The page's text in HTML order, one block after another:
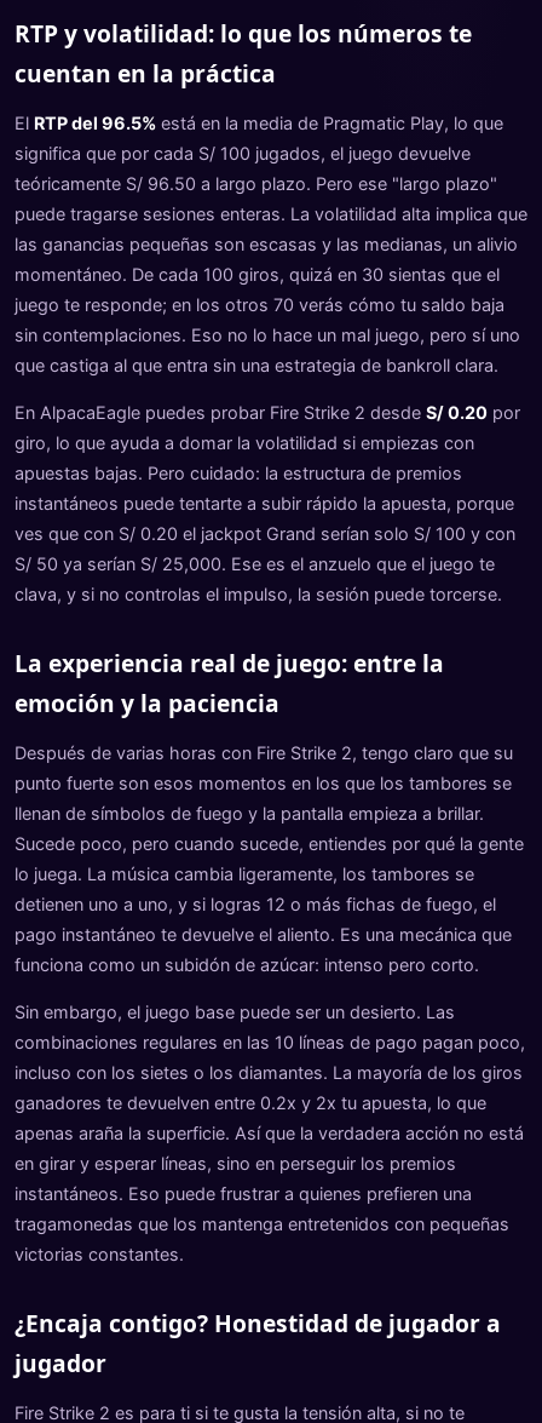
RTP y volatilidad: lo que los números te
cuentan en la práctica
El RTP del 96.5% está en la media de Pragmatic Play, lo que
significa que por cada S/ 100 jugados, el juego devuelve
teóricamente S/ 96.50 a largo plazo. Pero ese "largo plazo"
puede tragarse sesiones enteras. La volatilidad alta implica que
las ganancias pequeñas son escasas y las medianas, un alivio
momentáneo. De cada 100 giros, quizá en 30 sientas que el
juego te responde; en los otros 70 verás cómo tu saldo baja
sin contemplaciones. Eso no lo hace un mal juego, pero sí uno
que castiga al que entra sin una estrategia de bankroll clara.
En AlpacaEagle puedes probar Fire Strike 2 desde S/ 0.20 por
giro, lo que ayuda a domar la volatilidad si empiezas con
apuestas bajas. Pero cuidado: la estructura de premios
instantáneos puede tentarte a subir rápido la apuesta, porque
ves que con S/ 0.20 el jackpot Grand serían solo S/ 100 y con
S/ 50 ya serían S/ 25,000. Ese es el anzuelo que el juego te
clava, y si no controlas el impulso, la sesión puede torcerse.
La experiencia real de juego: entre la
emoción y la paciencia
Después de varias horas con Fire Strike 2, tengo claro que su
punto fuerte son esos momentos en los que los tambores se
llenan de símbolos de fuego y la pantalla empieza a brillar.
Sucede poco, pero cuando sucede, entiendes por qué la gente
lo juega. La música cambia ligeramente, los tambores se
detienen uno a uno, y si logras 12 o más fichas de fuego, el
pago instantáneo te devuelve el aliento. Es una mecánica que
funciona como un subidón de azúcar: intenso pero corto.
Sin embargo, el juego base puede ser un desierto. Las
combinaciones regulares en las 10 líneas de pago pagan poco,
incluso con los sietes o los diamantes. La mayoría de los giros
ganadores te devuelven entre 0.2x y 2x tu apuesta, lo que
apenas araña la superficie. Así que la verdadera acción no está
en girar y esperar líneas, sino en perseguir los premios
instantáneos. Eso puede frustrar a quienes prefieren una
tragamonedas que los mantenga entretenidos con pequeñas
victorias constantes.
¿Encaja contigo? Honestidad de jugador a
jugador
Fire Strike 2 es para ti si te gusta la tensión alta, si no te